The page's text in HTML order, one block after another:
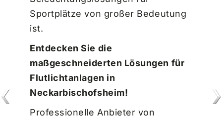
Sportplätze von großer Bedeutung
ist.
Entdecken Sie die
maßgeschneiderten Lösungen für
Flutlichtanlagen in
Neckarbischofsheim!
Professionelle Anbieter von